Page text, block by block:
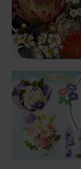
実父・実母の
好き（父はサ
いると思いま
何かメリハリ
ブルーミーユーザ
用途：
父の日